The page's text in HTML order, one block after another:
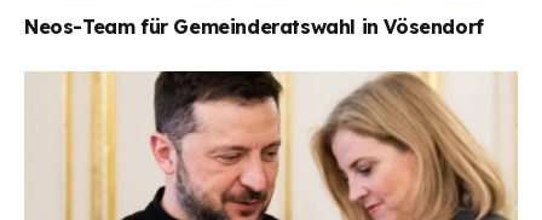
Neos-Team für Gemeinderatswahl in Vösendorf